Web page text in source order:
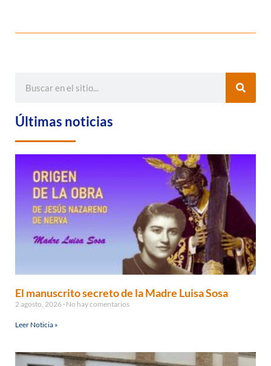
Últimas noticias
El manuscrito secreto de la Madre Luisa Sosa
2 agosto, 2026 No hay comentarios
Leer Noticia »